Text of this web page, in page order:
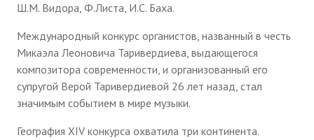
Ш.М. Видора, Ф.Листа, И.С. Баха.
Международный конкурс органистов, названный в честь
Микаэла Леоновича Таривердиева, выдающегося
композитора современности, и организованный его
супругой Верой Таривердиевой 26 лет назад, стал
значимым событием в мире музыки.
География XIV конкурса охватила три континента.